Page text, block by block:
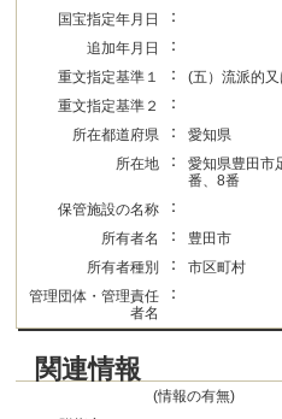
国宝指定年月日
：
追加年月日 ：
重文指定基準１ ：
(五）流派的
重文指定基準２
：
所在都道府県 ：
愛知県
所在地
：
愛知県豊田市
番、8番
保管施設の名称
：
所有者名 ：
豊田市
所有者種別
：
市区町村
管理団体・管理責任
者名
：
関連情報
(情報の有無)